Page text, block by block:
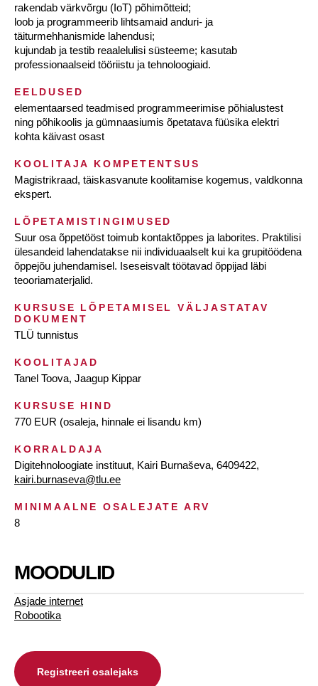
rakendab värkvõrgu (IoT) põhimõtteid;
loob ja programmeerib lihtsamaid anduri- ja
täiturmehhanismide lahendusi;
kujundab ja testib reaalelulisi süsteeme; kasutab
professionaalseid tööriistu ja tehnoloogiaid.
EELDUSED
elementaarsed teadmised programmeerimise põhialustest
ning põhikoolis ja gümnaasiumis õpetatava füüsika elektri
kohta käivast osast
KOOLITAJA KOMPETENTSUS
Magistrikraad, täiskasvanute koolitamise kogemus, valdkonna
ekspert.
LÕPETAMISTINGIMUSED
Suur osa õppetööst toimub kontaktõppes ja laborites. Praktilisi
ülesandeid lahendatakse nii individuaalselt kui ka grupitöödena
õppejõu juhendamisel. Iseseisvalt töötavad õppijad läbi
teooriamaterjalid.
KURSUSE LÕPETAMISEL VÄLJASTATAV
DOKUMENT
TLÜ tunnistus
KOOLITAJAD
Tanel Toova, Jaagup Kippar
KURSUSE HIND
770 EUR (osaleja, hinnale ei lisandu km)
KORRALDAJA
Digitehnoloogiate instituut, Kairi Burnaševa, 6409422,
kairi.burnaseva@tlu.ee
MINIMAALNE OSALEJATE ARV
8
MOODULID
Asjade internet
Robootika
Registreeri osalejaks